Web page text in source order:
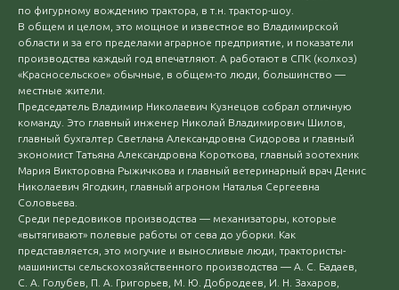
по фигурному вождению трактора, в т.н. трактор-шоу.
В общем и целом, это мощное и известное во Владимирской
области и за его пределами аграрное предприятие, и показатели
производства каждый год впечатляют. А работают в СПК (колхоз)
«Красносельское» обычные, в общем-то люди, большинство —
местные жители.
Председатель Владимир Николаевич Кузнецов собрал отличную
команду. Это главный инженер Николай Владимирович Шилов,
главный бухгалтер Светлана Александровна Сидорова и главный
экономист Татьяна Александровна Короткова, главный зоотехник
Мария Викторовна Рыжичкова и главный ветеринарный врач Денис
Николаевич Ягодкин, главный агроном Наталья Сергеевна
Соловьева.
Среди передовиков производства — механизаторы, которые
«вытягивают» полевые работы от сева до уборки. Как
представляется, это могучие и выносливые люди, трактористы-
машинисты сельскохозяйственного производства — А. С. Бадаев,
С. А. Голубев, П. А. Григорьев, М. Ю. Добродеев, И. Н. Захаров,